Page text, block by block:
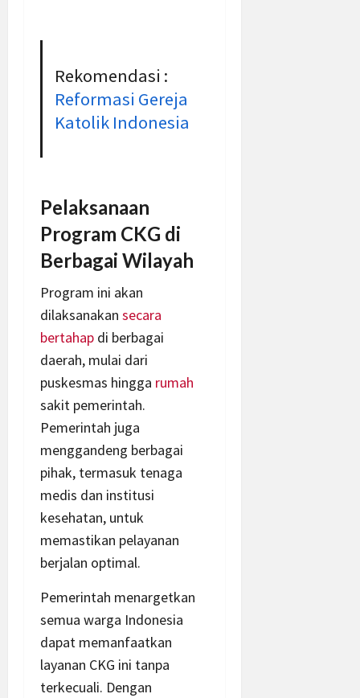
Rekomendasi :
Reformasi Gereja
Katolik Indonesia
Pelaksanaan
Program CKG di
Berbagai Wilayah
Program ini akan
dilaksanakan secara
bertahap di berbagai
daerah, mulai dari
puskesmas hingga rumah
sakit pemerintah.
Pemerintah juga
menggandeng berbagai
pihak, termasuk tenaga
medis dan institusi
kesehatan, untuk
memastikan pelayanan
berjalan optimal.
Pemerintah menargetkan
semua warga Indonesia
dapat memanfaatkan
layanan CKG ini tanpa
terkecuali. Dengan